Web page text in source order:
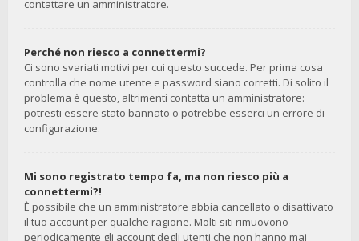
contattare un amministratore.
Perché non riesco a connettermi?
Ci sono svariati motivi per cui questo succede. Per prima cosa
controlla che nome utente e password siano corretti. Di solito il
problema è questo, altrimenti contatta un amministratore:
potresti essere stato bannato o potrebbe esserci un errore di
configurazione.
Mi sono registrato tempo fa, ma non riesco più a
connettermi?!
È possibile che un amministratore abbia cancellato o disattivato
il tuo account per qualche ragione. Molti siti rimuovono
periodicamente gli account degli utenti che non hanno mai